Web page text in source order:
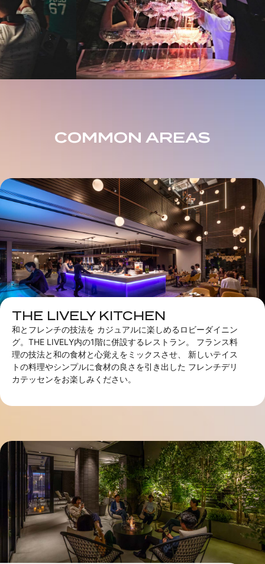
COMMON AREAS
THE LIVELY KITCHEN
和とフレンチの技法を カジュアルに楽しめるロビーダイニン
グ。THE LIVELY内の1階に併設するレストラン。 フランス料
理の技法と和の食材と心覚えをミックスさせ、 新しいテイス
トの料理やシンプルに食材の良さを引き出した フレンチデリ
カテッセンをお楽しみください。